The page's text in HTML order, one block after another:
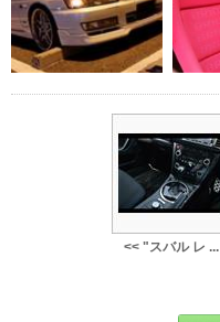
<< "スバル レ ...